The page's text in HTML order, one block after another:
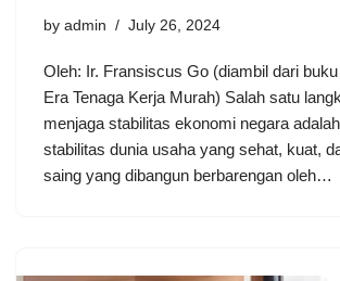
by admin July 26, 2024
Oleh: Ir. Fransiscus Go (diambil dari
Era Tenaga Kerja Murah) Salah satu
menjaga stabilitas ekonomi negara
stabilitas dunia usaha yang sehat, kuat,
saing yang dibangun berbarengan oleh…